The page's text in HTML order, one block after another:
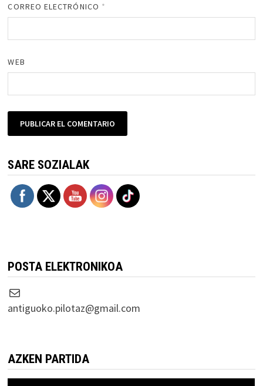
CORREO ELECTRÓNICO *
WEB
SARE SOZIALAK
POSTA ELEKTRONIKOA
Correo electrónico
antiguoko.pilotaz@gmail.com
AZKEN PARTIDA